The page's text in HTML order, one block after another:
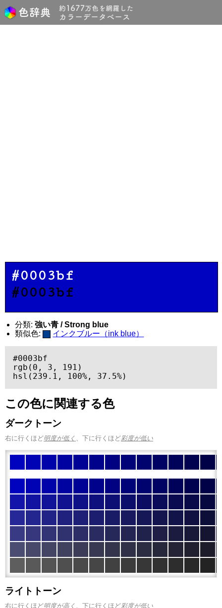
#0003bf
#0003bf
分類: 強い青 / Strong blue
類似色:
インクブルー（ink blue）
#0003bf
rgb(0, 3, 191)
hsl(239.1, 100%, 37.5%)
この色に関連する色
ダークトーン
右に行くほど明度が低く 、下に行くほど彩度が低い
ライトトーン
右に行くほど明度が高く 、下に行くほど彩度が低い